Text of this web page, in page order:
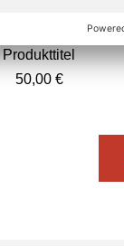
Produkttitel
Angebotspreis
50,00 €